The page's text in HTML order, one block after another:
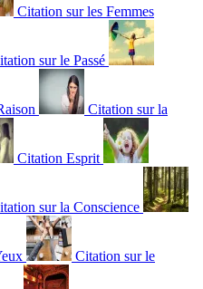
Citation sur les Femmes
sur le Passé
Citation sur la
Citation Esprit
sur la Conscience
Citation sur le